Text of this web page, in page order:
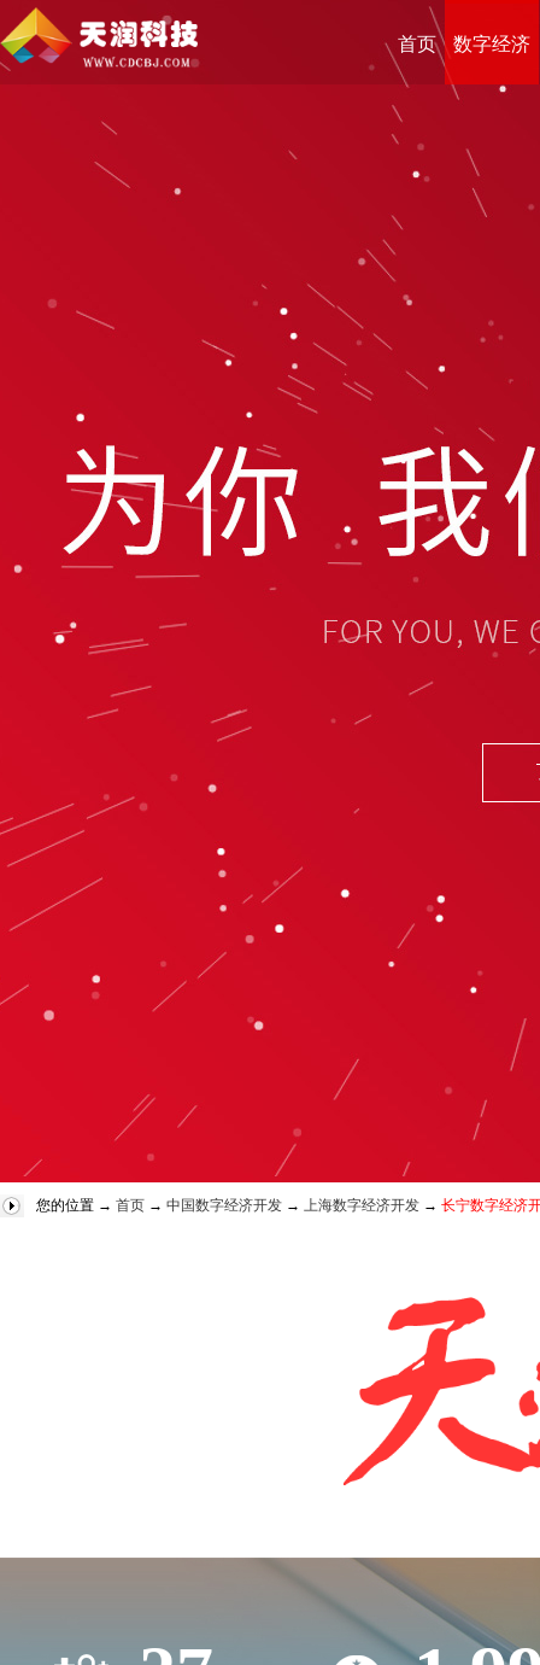
首页 数字经济
您的位置 → 首页 → 中国数字经济开发 → 上海数字经济开发 → 长宁数字经济